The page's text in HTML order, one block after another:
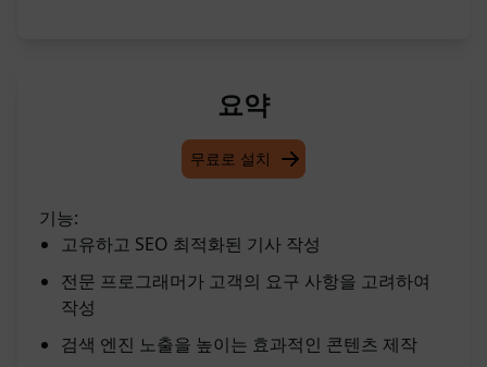
요약
무료로 설치
기능:
고유하고 SEO 최적화된 기사 작성
전문 프로그래머가 고객의 요구 사항을 고려하여
작성
검색 엔진 노출을 높이는 효과적인 콘텐츠 제작